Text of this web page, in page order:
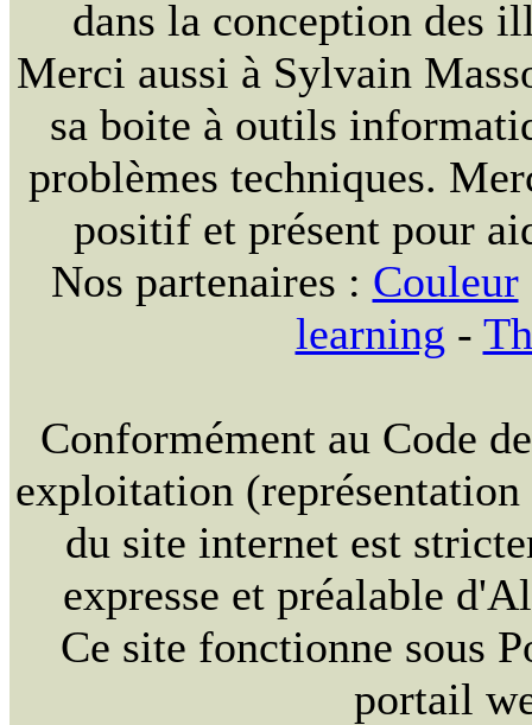
dans la conception des
Merci aussi à Sylvain
sa boite à outils
problèmes techniques.
positif et présent pour
Nos partenaires : Couleur
learning -
Conformément au Code
exploitation
du site internet est
expresse et préalable
Ce site fonctionne sous
portail